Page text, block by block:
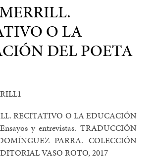
O LA
DEL POETA
RECITATIVO O LA EDUCACIÓN
y entrevistas. TRADUCCIÓN
PARRA. COLECCIÓN
VASO ROTO, 2017